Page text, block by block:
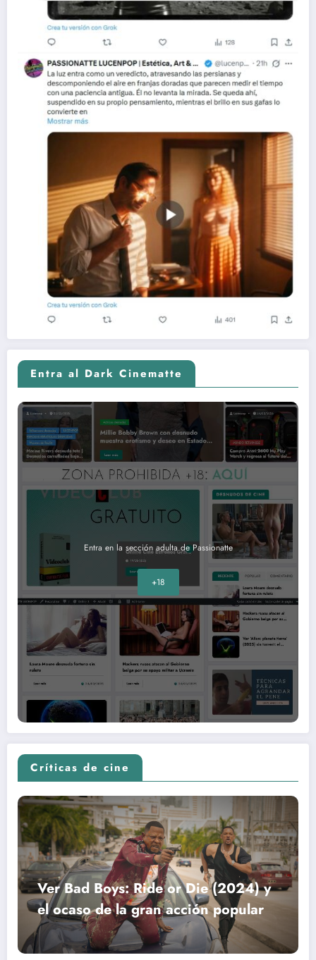
Entra al Dark Cinematte
Entra en la sección adulta de Passionatte
+18
Críticas de cine
Ver Bad Boys: Ride or Die (2024) y
el ocaso de la gran acción popular